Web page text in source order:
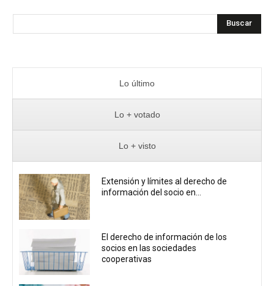
Buscar
Lo último
Lo + votado
Lo + visto
Extensión y límites al derecho de
información del socio en...
El derecho de información de los
socios en las sociedades
cooperativas